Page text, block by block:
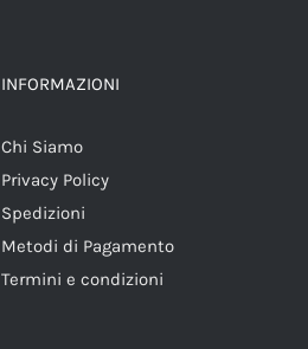
INFORMAZIONI
Chi Siamo
Privacy Policy
Spedizioni
Metodi di Pagamento
Termini e condizioni